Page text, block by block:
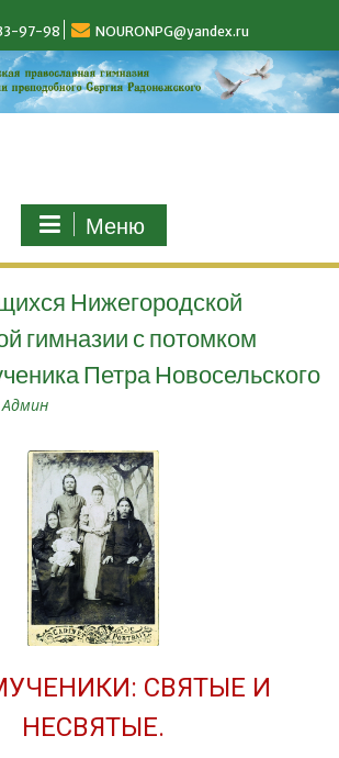
97-98 NOURONPG@yandex.ru
Меню
Нижегородской
гимназии с потомком
Петра Новосельского
Админ
СВЯТЫЕ И
НЕСВЯТЫЕ.